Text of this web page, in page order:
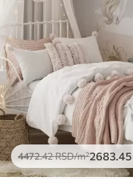
4472.42RSD/m²2683.45